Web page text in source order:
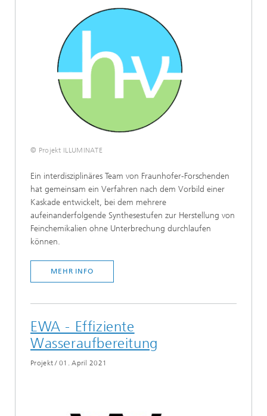
© Projekt ILLUMINATE
Ein interdisziplinäres Team von Fraunhofer-Forschenden
hat gemeinsam ein Verfahren nach dem Vorbild einer
Kaskade entwickelt, bei dem mehrere
aufeinanderfolgende Synthesestufen zur Herstellung von
Feinchemikalien ohne Unterbrechung durchlaufen
können.
MEHR INFO
EWA - Effiziente
Wasseraufbereitung
Projekt/01. April 2021